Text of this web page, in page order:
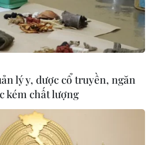
Weixin Pay mở rộng
Nam-Trung
của Mỹ
lý y, dược cổ truyền, ngăn
kém chất lượng